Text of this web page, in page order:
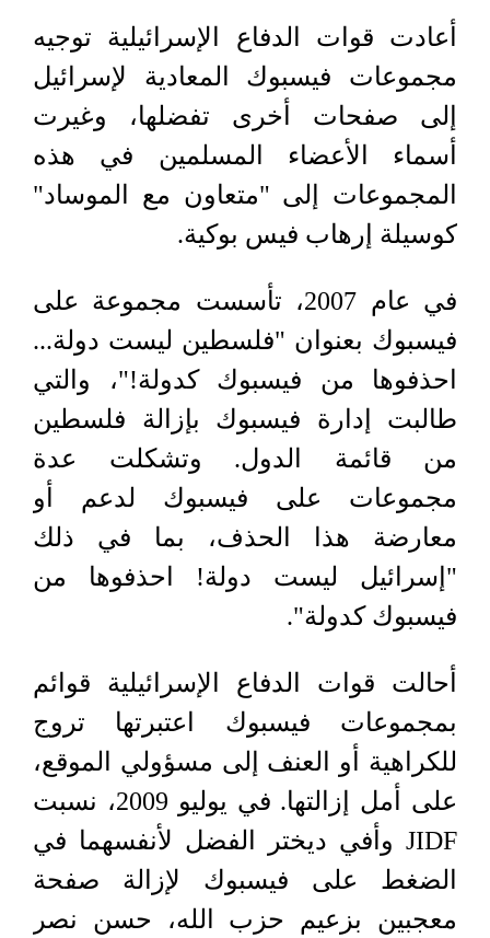
أعادت قوات الدفاع الإسرائيلية توجيه
مجموعات فيسبوك المعادية لإسرائيل
إلى صفحات أخرى تفضلها، وغيرت
أسماء الأعضاء المسلمين في هذه
المجموعات إلى "متعاون مع الموساد"
كوسيلة إرهاب فيس بوكية.
في عام 2007، تأسست مجموعة على
فيسبوك بعنوان "فلسطين ليست دولة...
احذفوها من فيسبوك كدولة!"، والتي
طالبت إدارة فيسبوك بإزالة فلسطين
من قائمة الدول. وتشكلت عدة
مجموعات على فيسبوك لدعم أو
معارضة هذا الحذف، بما في ذلك
"إسرائيل ليست دولة! احذفوها من
فيسبوك كدولة".
أحالت قوات الدفاع الإسرائيلية قوائم
بمجموعات فيسبوك اعتبرتها تروج
للكراهية أو العنف إلى مسؤولي الموقع،
على أمل إزالتها. في يوليو 2009، نسبت
JIDF وأفي ديختر الفضل لأنفسهما في
الضغط على فيسبوك لإزالة صفحة
معجبين بزعيم حزب الله، حسن نصر